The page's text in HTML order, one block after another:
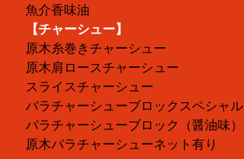
魚介香味油
【チャーシュー】
原木糸巻きチャーシュー
原木肩ロースチャーシュー
スライスチャーシュー
バラチャーシューブロックスペシャル
バラチャーシューブロック（醤油味）
原木バラチャーシューネット有り